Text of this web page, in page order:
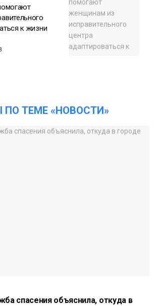
к жизни
ТЕМЕ «НОВОСТИ»
спасения объяснила, откуда в